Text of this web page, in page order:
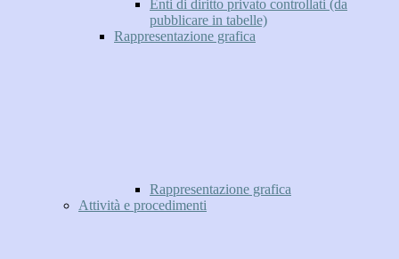
Enti di diritto privato controllati (da
pubblicare in tabelle)
Rappresentazione grafica
Rappresentazione grafica
Attività e procedimenti